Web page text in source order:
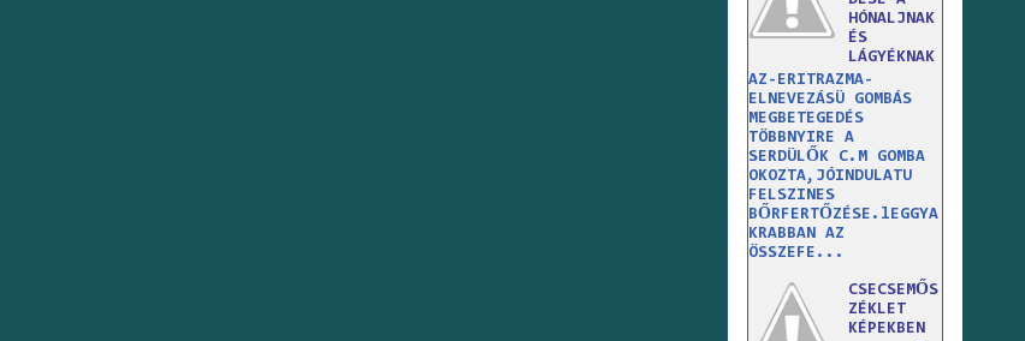
HÓNALJNAK
ÉS
LÁGYÉKNAK
AZ-ERITRAZMA-
ELNEVEZÁSÜ GOMBÁS
MEGBETEGEDÉS
TÖBBNYIRE A
SERDÜLŐK C.M GOMBA
OKOZTA,JÓINDULATU
FELSZINES
BŐRFERTŐZÉSE.lEGGYA
KRABBAN AZ
ÖSSZEFE...
CSECSEMŐS
ZÉKLET
KÉPEKBEN